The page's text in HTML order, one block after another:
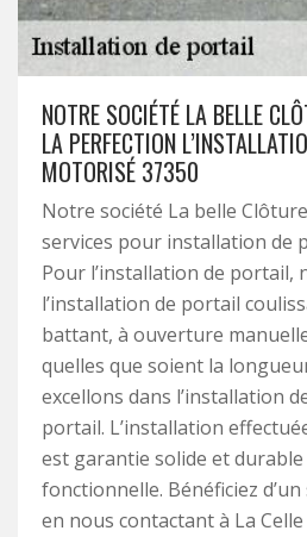
NOTRE SOCIÉTÉ LA BELLE
LA PERFECTION
MOTORISÉ 37350
Notre société La belle
services pour installation de
Pour l’installation de portail,
l’installation de portail
battant, à ouverture
quelles que soient la
excellons dans l’installation
portail. L’installation
est garantie solide et
fonctionnelle. Bénéficiez
en nous contactant à La